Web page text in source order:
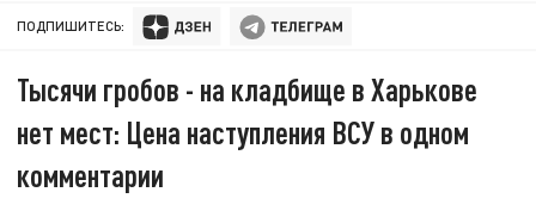
ПОДПИШИТЕСЬ:
Тысячи гробов - на кладбище в Харькове
нет мест: Цена наступления ВСУ в одном
комментарии